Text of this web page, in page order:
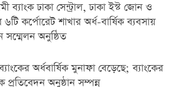
ব্যাংক ঢাকা সেন্ট্রাল, ঢাকা ইস্ট জোন ও
৬টি কর্পোরেট শাখার অর্ধ-বার্ষিক ব্যবসায়
সম্মেলন অনুষ্ঠিত
অর্ধবার্ষিক মুনাফা বেড়েছে; ব্যাংকের
প্রতিবেদন অনুষ্ঠান সম্পন্ন